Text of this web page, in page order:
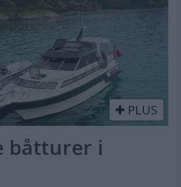
PLUS
båtturer i